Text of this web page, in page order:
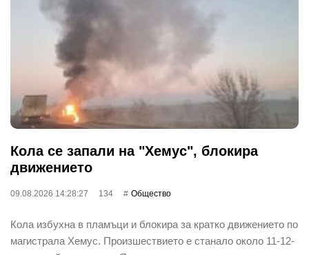
Кола се запали на "Хемус", блокира
движението
09.08.2026 14:28:27 134 Общество
Кола избухна в пламъци и блокира за кратко движението по
магистрала Хемус. Произшествието е станало около 11-12-